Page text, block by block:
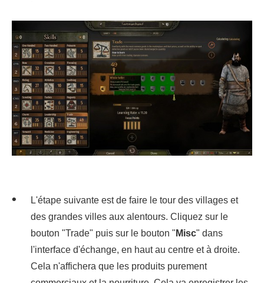
L'étape suivante est de faire le tour des villages et
des grandes villes aux alentours. Cliquez sur le
bouton "Trade" puis sur le bouton " Misc" dans
l'interface d'échange, en haut au centre et à droite.
Cela n'affichera que les produits purement